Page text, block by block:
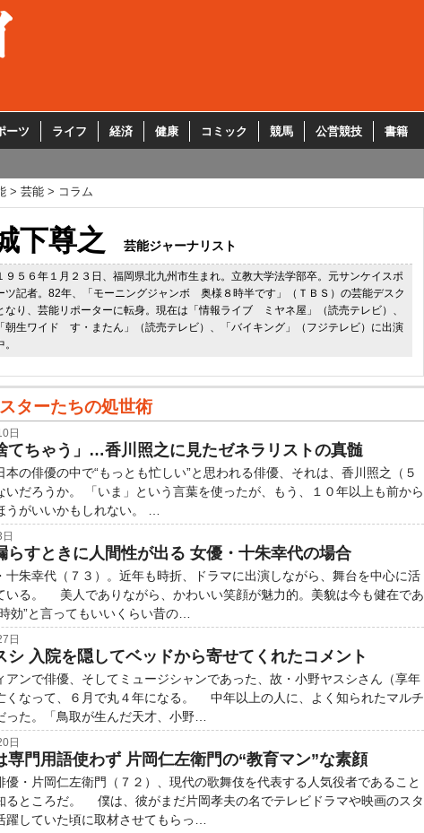
ーツ ライフ 経済 健康 コミック 競馬 公営競技 書籍
芸能 コラム
下尊之 芸能ジャーナリスト
９５６年１月２３日、福岡県北九州市生まれ。立教大学法学部卒。元サンケイスポ
ツ記者。82年、「モーニングジャンボ 奥様８時半です」（ＴＢＳ）の芸能デスク
なり、芸能リポーターに転身。現在は「情報ライブ ミヤネ屋」（読売テレビ）、
「朝生ワイド す・またん」（読売テレビ）、「バイキング」（フジテレビ）に出演
。
ターたちの処世術
日
てちゃう」…香川照之に見たゼネラリストの真髄
の俳優の中で“もっとも忙しい”と思われる俳優、それは、香川照之（５
いだろうか。 「いま」という言葉を使ったが、もう、１０年以上も前から
うがいいかもしれない。 …
らすときに人間性が出る 女優・十朱幸代の場合
朱幸代（７３）。近年も時折、ドラマに出演しながら、舞台を中心に活
いる。 美人でありながら、かわいい笑顔が魅力的。美貌は今も健在であ
効”と言ってもいいくらい昔の…
日
シ 入院を隠してベッドから寄せてくれたコメント
ンで俳優、そしてミュージシャンであった、故・小野ヤスシさん（享年
くなって、６月で丸４年になる。 中年以上の人に、よく知られたマルチ
った。「鳥取が生んだ天才、小野…
日
専門用語使わず 片岡仁左衛門の“教育マン”な素顔
・片岡仁左衛門（７２）、現代の歌舞伎を代表する人気役者であること
るところだ。 僕は、彼がまだ片岡孝夫の名でテレビドラマや映画のスタ
躍していた頃に取材させてもらっ…